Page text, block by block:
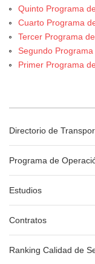
Quinto Programa
Cuarto Programa
Tercer Programa
Segundo
Primer Programa
Directorio de
Programa de
Estudios
Contratos
Ranking Calidad de